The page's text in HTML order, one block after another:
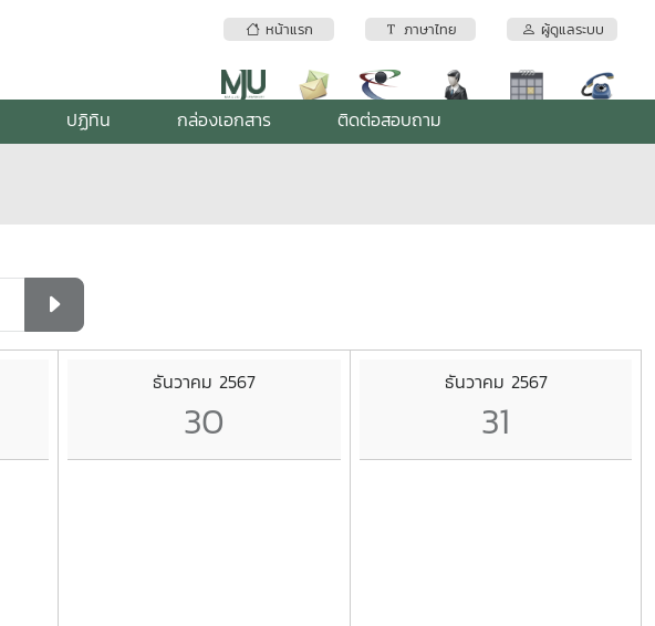
หน้าแรก ภาษาไทย ผู้ดูแลระบบ
ปฏิทิน กล่องเอกสาร ติดต่อสอบถาม
ธันวาคม 2567
30
ธันวาคม 2567
31